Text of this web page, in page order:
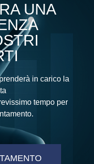
UNA
in carico la
tempo per